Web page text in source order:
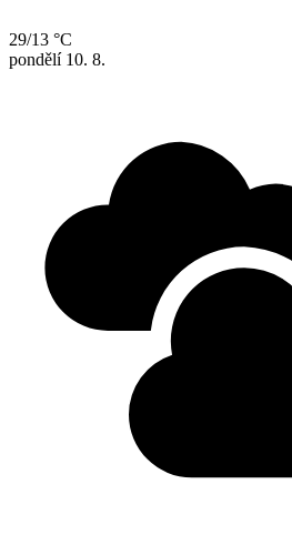
29/13 °C
pondělí 10. 8.